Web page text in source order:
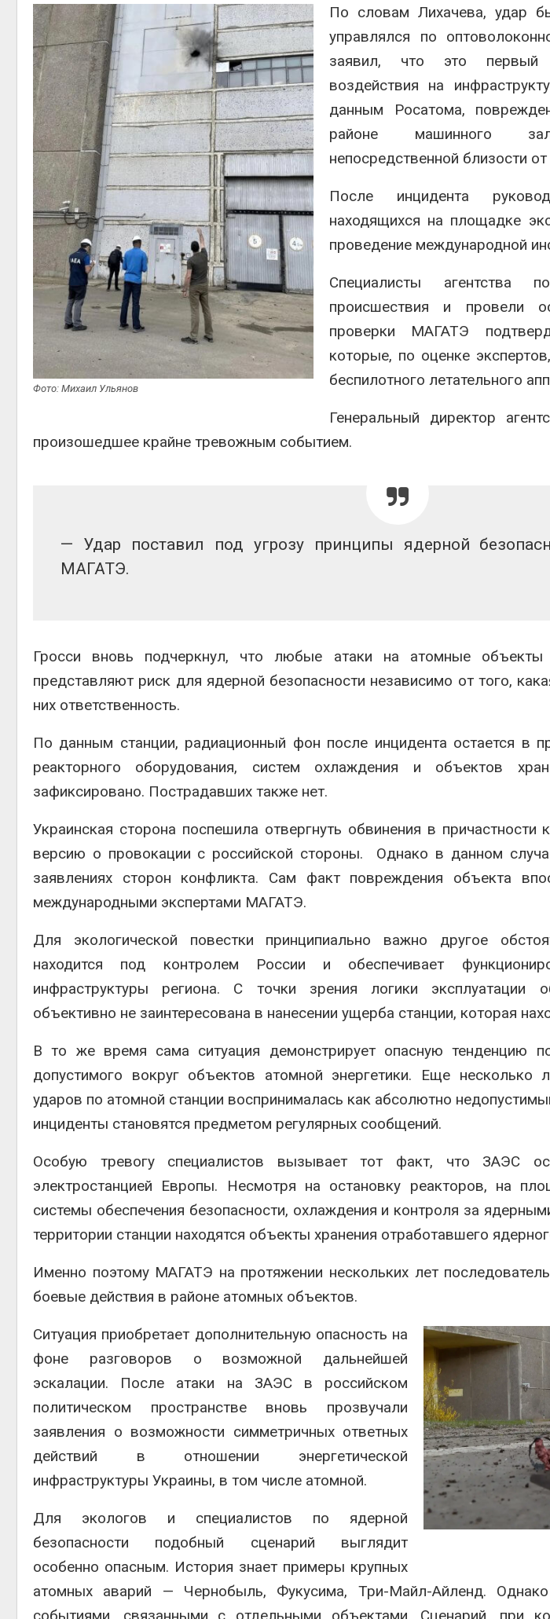
Фото: Михаил Ульянов
По словам Лихачева, удар
управлялся по
заявил, что это первый
воздействия на
данным Росатома,
районе машинного
непосредственной близости
После инцидента
находящихся на площадке
проведение международной
Специалисты агентства
происшествия и провели
проверки МАГАТЭ
которые, по оценке
беспилотного летательного
Генеральный директор
произошедшее крайне тревожным событием.
— Удар поставил под угрозу принципы ядерной
МАГАТЭ.
Гросси вновь подчеркнул, что любые атаки на атомные
представляют риск для ядерной безопасности независимо от того,
них ответственность.
По данным станции, радиационный фон после инцидента остается в
реакторного оборудования, систем охлаждения и объектов
зафиксировано. Пострадавших также нет.
Украинская сторона поспешила отвергнуть обвинения в причастности
версию о провокации с российской стороны. Однако в данном
заявлениях сторон конфликта. Сам факт повреждения объекта
международными экспертами МАГАТЭ.
Для экологической повестки принципиально важно другое
находится под контролем России и обеспечивает
инфраструктуры региона. С точки зрения логики эксплуатации
объективно не заинтересована в нанесении ущерба станции, которая
В то же время сама ситуация демонстрирует опасную тенденцию
допустимого вокруг объектов атомной энергетики. Еще несколько
ударов по атомной станции воспринималась как абсолютно
инциденты становятся предметом регулярных сообщений.
Особую тревогу специалистов вызывает тот факт, что ЗАЭС
электростанцией Европы. Несмотря на остановку реакторов, на
системы обеспечения безопасности, охлаждения и контроля за
территории станции находятся объекты хранения отработавшего
Именно поэтому МАГАТЭ на протяжении нескольких лет
боевые действия в районе атомных объектов.
Ситуация приобретает дополнительную опасность на
фоне разговоров о возможной дальнейшей
эскалации. После атаки на ЗАЭС в российском
политическом пространстве вновь прозвучали
заявления о возможности симметричных ответных
действий в отношении энергетической
инфраструктуры Украины, в том числе атомной.
Для экологов и специалистов по ядерной
безопасности подобный сценарий выглядит
особенно опасным. История знает примеры крупных
атомных аварий — Чернобыль, Фукусима, Три-Майл-Айленд.